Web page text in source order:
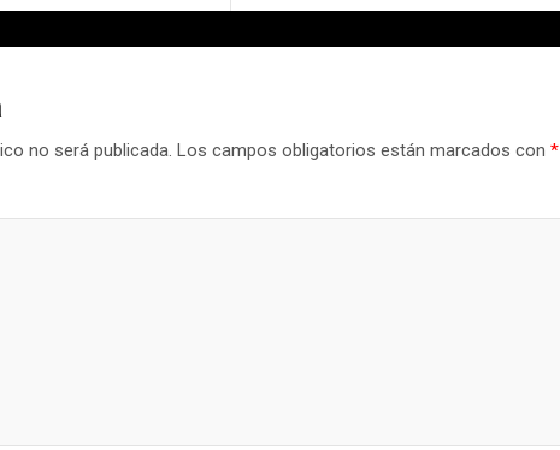
no será publicada. Los campos obligatorios están marcados con*